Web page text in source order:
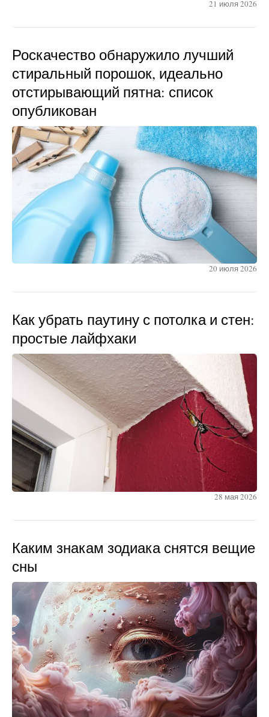
21 июля 2026
Роскачество обнаружило лучший
стиральный порошок, идеально
отстирывающий пятна: список
опубликован
20 июля 2026
Как убрать паутину с потолка и стен:
простые лайфхаки
28 мая 2026
Каким знакам зодиака снятся вещие
сны